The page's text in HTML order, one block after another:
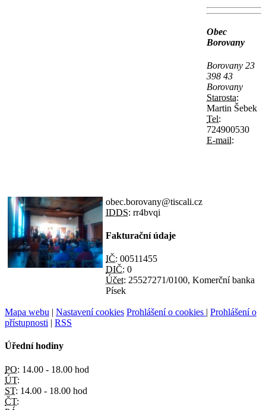
Obec
Borovany
Borovany 23
398 43
Borovany
Starosta:
Martin Šebek
Tel:
724900530
E-mail:
obec.borovany@tiscali.cz
IDDS: rr4bvqi
Fakturační údaje
IČ: 00511455
DIČ: 0
Účet: 25527271/0100, Komerční banka
Písek
Mapa webu | Nastavení cookies Prohlášení o cookies | Prohlášení o
přístupnosti | RSS
Úřední hodiny
PO: 14.00 - 18.00 hod
ÚT:
ST: 14.00 - 18.00 hod
ČT: